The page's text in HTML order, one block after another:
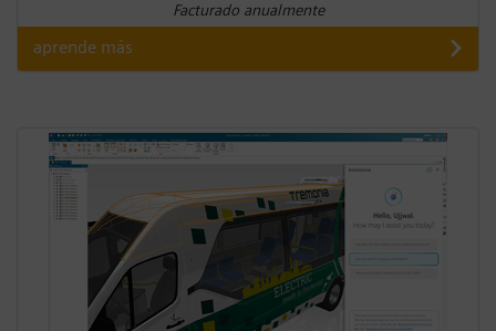
Facturado anualmente
aprende más